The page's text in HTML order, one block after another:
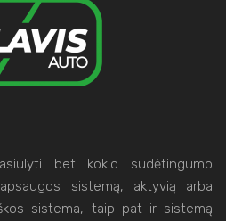
bet kokio sudėtingumo
sistemą, aktyvią arba
sistema, taip pat ir sistemą